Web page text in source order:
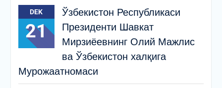
DEK
21
Ўзбекистон Республикаси
Президенти Шавкат
Мирзиёевнинг Олий Мажлис
ва Ўзбекистон халқига
Мурожаатномаси